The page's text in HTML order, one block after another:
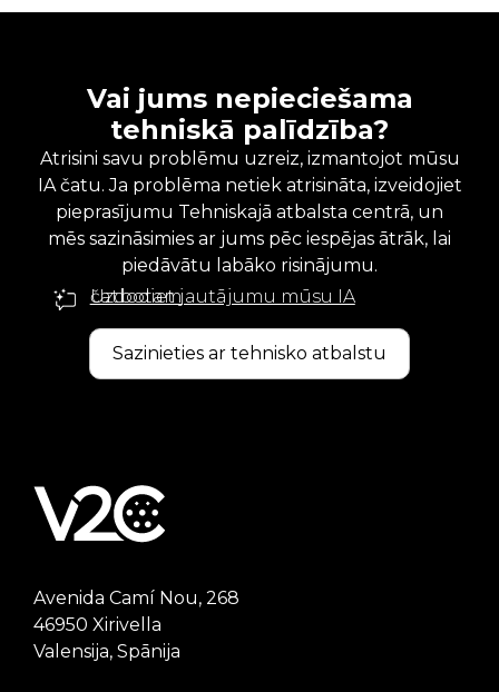
Vai jums nepieciešama
tehniskā palīdzība?
Atrisini savu problēmu uzreiz, izmantojot mūsu
IA čatu. Ja problēma netiek atrisināta, izveidojiet
pieprasījumu Tehniskajā atbalsta centrā, un
mēs sazināsimies ar jums pēc iespējas ātrāk, lai
piedāvātu labāko risinājumu.
Uzdodiet jautājumu mūsu IA čatbotam
Sazinieties ar tehnisko atbalstu
Avenida Camí Nou, 268
46950 Xirivella
Valensija, Spānija